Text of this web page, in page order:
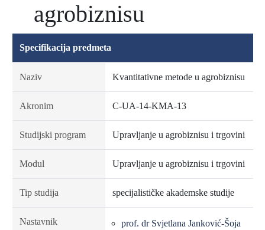
agrobiznisu
Specifikacija predmeta
Naziv Kvantitativne metode u agrobiznisu
Akronim C-UA-14-KMA-13
Studijski program Upravljanje u agrobiznisu i trgovini
Modul Upravljanje u agrobiznisu i trgovini
Tip studija specijalističke akademske studije
Nastavnik
prof. dr Svjetlana Janković-Šoja